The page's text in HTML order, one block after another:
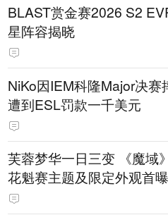
BLAST赏金赛2026 S2
星阵容揭晓
NiKo因IEM科隆Major决赛
遭到ESL罚款一千美元
芙蓉梦华一日三变 《魔域
花魁赛主题及限定外观首曝